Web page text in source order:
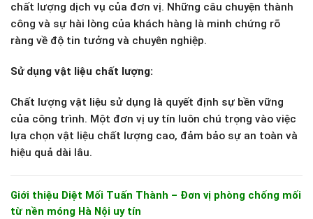
chất lượng dịch vụ của đơn vị. Những câu chuyện thành
công và sự hài lòng của khách hàng là minh chứng rõ
ràng về độ tin tưởng và chuyên nghiệp.
Sử dụng vật liệu chất lượng:
Chất lượng vật liệu sử dụng là quyết định sự bền vững
của công trình. Một đơn vị uy tín luôn chú trọng vào việc
lựa chọn vật liệu chất lượng cao, đảm bảo sự an toàn và
hiệu quả dài lâu.
Giới thiệu Diệt Mối Tuấn Thành – Đơn vị phòng chống mối
từ nền móng Hà Nội uy tín